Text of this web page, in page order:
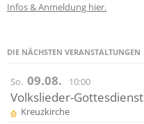
Infos & Anmeldung hier.
DIE NÄCHSTEN VERANSTALTUNGEN
So. 09.08. 10:00
Volkslieder-Gottesdienst
Kreuzkirche